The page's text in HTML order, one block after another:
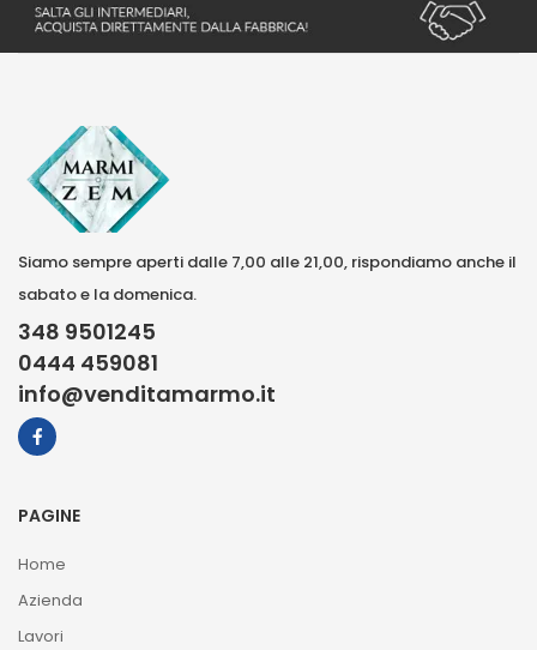
Siamo sempre aperti dalle 7,00 alle 21,00, rispondiamo anche il
sabato e la domenica.
348 9501245
0444 459081
info@venditamarmo.it
PAGINE
Home
Azienda
Lavori